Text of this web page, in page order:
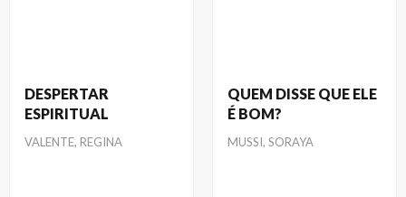
DESPERTAR
ESPIRITUAL
Autor
VALENTE, REGINA
QUEM DISSE QUE ELE
É BOM?
Autor
MUSSI, SORAYA